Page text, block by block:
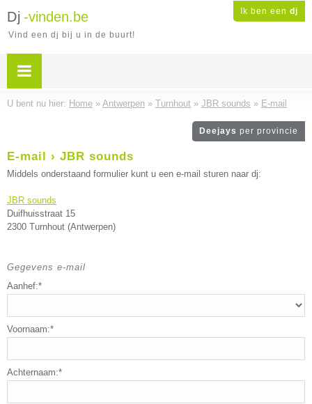
Ik ben een dj
Dj -vinden.be
Vind een dj bij u in de buurt!
U bent nu hier: Home » Antwerpen » Turnhout » JBR sounds » E-mail
Deejays per provincie
E-mail › JBR sounds
Middels onderstaand formulier kunt u een e-mail sturen naar dj:
JBR sounds
Duifhuisstraat 15
2300 Turnhout (Antwerpen)
Gegevens e-mail
Aanhef:*
Voornaam:*
Achternaam:*